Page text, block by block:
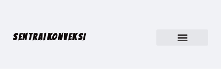
SENTRA|KONVEKSI